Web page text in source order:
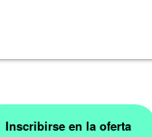
Inscribirse en la oferta